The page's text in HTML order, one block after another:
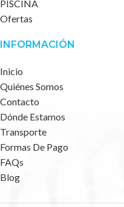
PISCINA
Ofertas
INFORMACIÓN
Inicio
Quiénes Somos
Contacto
Dónde Estamos
Transporte
Formas De Pago
FAQs
Blog